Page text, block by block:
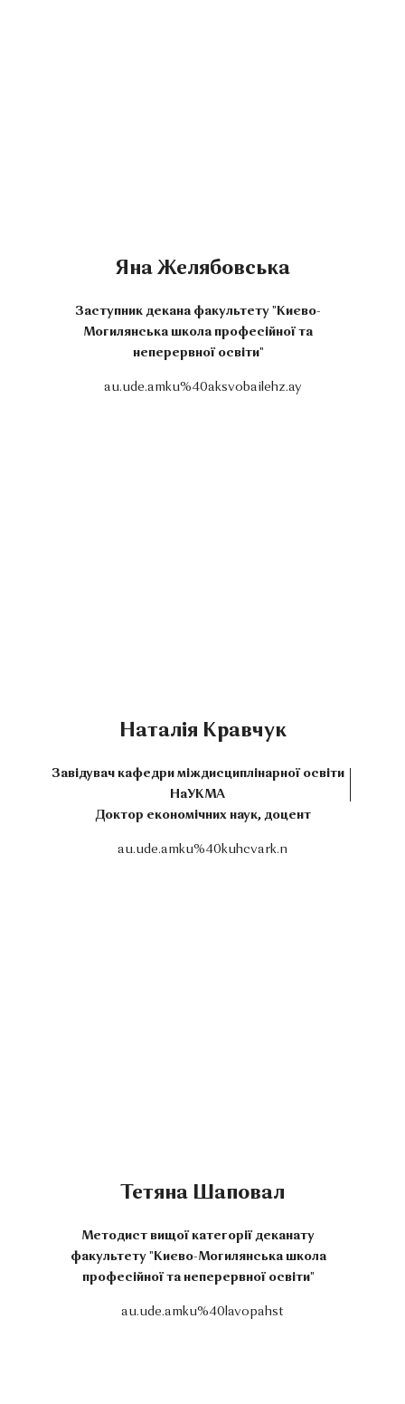
Яна Желябовська
Заступник декана факультету "Києво-
Могилянська школа професійної та
неперервної освіти"
au.ude.amku%40aksvobailehz.ay
Наталія Кравчук
Завідувач кафедри міждисциплінарної освіти
НаУКМА
Доктор економічних наук, доцент
au.ude.amku%40kuhcvark.n
Тетяна Шаповал
Методист вищої категорії деканату
факультету "Києво-Могилянська школа
професійної та неперервної освіти"
au.ude.amku%40lavopahst